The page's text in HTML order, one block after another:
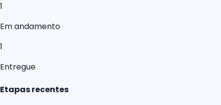
1
Em andamento
1
Entregue
Etapas recentes